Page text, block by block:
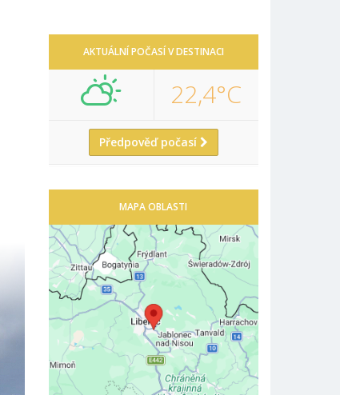
AKTUÁLNÍ POČASÍ V DESTINACI
22,4°C
Předpověď počasí
MAPA OBLASTI